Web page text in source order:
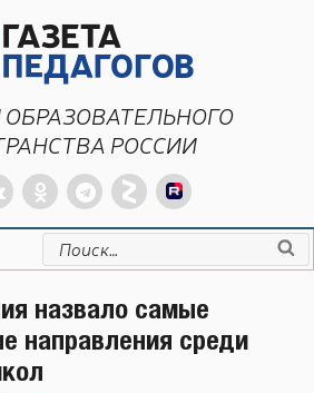
РОССИИ
Искать:
назвало самые
направления среди